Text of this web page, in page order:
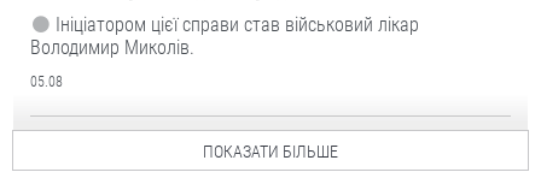
Ініціатором цієї справи став військовий лікар
Володимир Миколів.
05.08
ПОКАЗАТИ БІЛЬШЕ